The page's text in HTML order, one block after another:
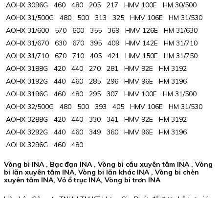
AOHX 3096G 460 480 205 217 HMV 100E HM 30/500
AOHX 31/500G 480 500 313 325 HMV 106E HM 31/530
AOHX 31/600 570 600 355 369 HMV 126E HM 31/630
AOHX 31/670 630 670 395 409 HMV 142E HM 31/710
AOHX 31/710 670 710 405 421 HMV 150E HM 31/750
AOHX 3188G 420 440 270 281 HMV 92E HM 3192
AOHX 3192G 440 460 285 296 HMV 96E HM 3196
AOHX 3196G 460 480 295 307 HMV 100E HM 31/500
AOHX 32/500G 480 500 393 405 HMV 106E HM 31/530
AOHX 3288G 420 440 330 341 HMV 92E HM 3192
AOHX 3292G 440 460 349 360 HMV 96E HM 3196
AOHX 3296G 460 480
Vòng bi INA , Bạc đạn INA , Vòng bi cầu xuyên tâm INA , Vòng
bi lăn xuyên tâm INA, Vòng bi lăn khác INA , Vòng bi chèn
xuyên tâm INA, Vỏ ổ trục INA, Vòng bi trơn INA